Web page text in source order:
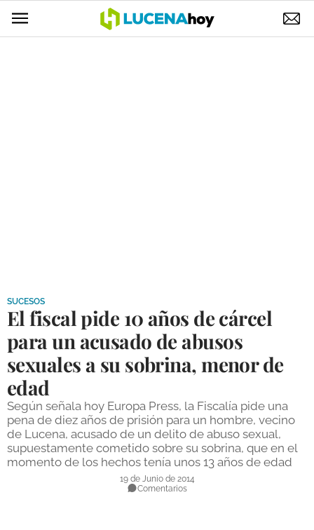
DEPORTES
COMPETICIONES
DEPORTE BASE
OPINIÓN
VENTANA CIUDADANA
CÓRDOBA
SUCESOS
El fiscal pide 10 años de cárcel
para un acusado de abusos
sexuales a su sobrina, menor de
edad
Según señala hoy Europa Press, la Fiscalía pide una
pena de diez años de prisión para un hombre, vecino
de Lucena, acusado de un delito de abuso sexual,
supuestamente cometido sobre su sobrina, que en el
momento de los hechos tenía unos 13 años de edad
19 de Junio de 2014
Comentarios